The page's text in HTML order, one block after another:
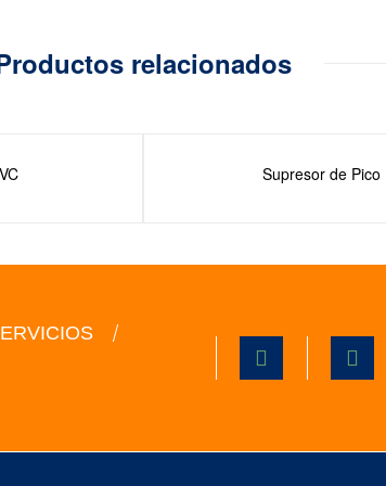
relacionados
Supresor de Pico